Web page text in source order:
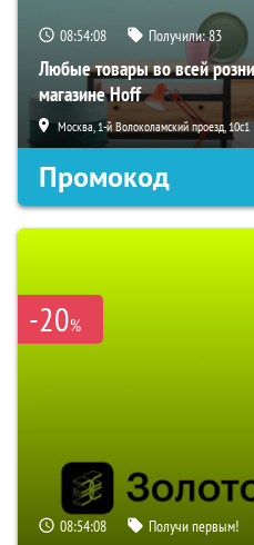
08:54:07 Получили:83
Любые товары во всей
магазине Hoff
Москва, 1-й Волоколамский проезд, 10с1
Промокод
-20%
08:54:07 Получи первым!